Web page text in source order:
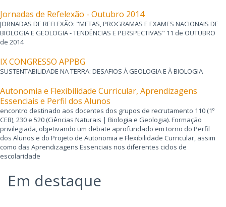
Jornadas de Refelexão - Outubro 2014
JORNADAS DE REFLEXÃO: "METAS, PROGRAMAS E EXAMES NACIONAIS DE
BIOLOGIA E GEOLOGIA - TENDÊNCIAS E PERSPECTIVAS" 11 de OUTUBRO
de 2014
IX CONGRESSO APPBG
SUSTENTABILIDADE NA TERRA: DESAFIOS À GEOLOGIA E À BIOLOGIA
Autonomia e Flexibilidade Curricular, Aprendizagens
Essenciais e Perfil dos Alunos
encontro destinado aos docentes dos grupos de recrutamento 110 (1º
CEB), 230 e 520 (Ciências Naturais | Biologia e Geologia). Formação
privilegiada, objetivando um debate aprofundado em torno do Perfil
dos Alunos e do Projeto de Autonomia e Flexibilidade Curricular, assim
como das Aprendizagens Essenciais nos diferentes ciclos de
escolaridade
Em destaque